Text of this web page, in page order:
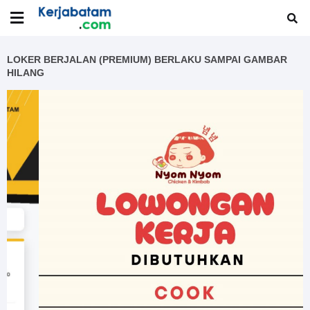
LOKER BERJALAN (PREMIUM) BERLAKU SAMPAI GAMBAR
HILANG